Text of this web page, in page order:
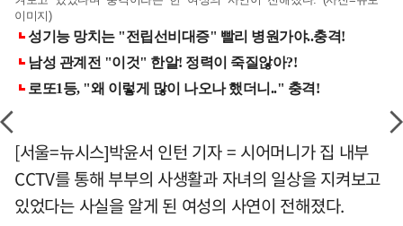
이미지)
[서울=뉴시스]박윤서 인턴 기자 = 시어머니가 집 내부
CCTV를 통해 부부의 사생활과 자녀의 일상을 지켜보고
있었다는 사실을 알게 된 여성의 사연이 전해졌다.